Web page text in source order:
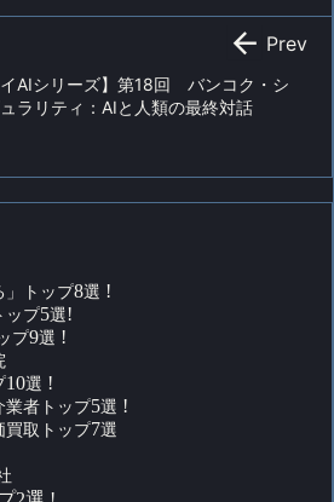
イAIシリーズ】第18回 バンコク・シ
ラリティ：AIと人類の最終対話
 Prev
」トップ8選 !
ップ5選!
プ9選 !
10選 !
業者トップ5選 !
買取トップ7選